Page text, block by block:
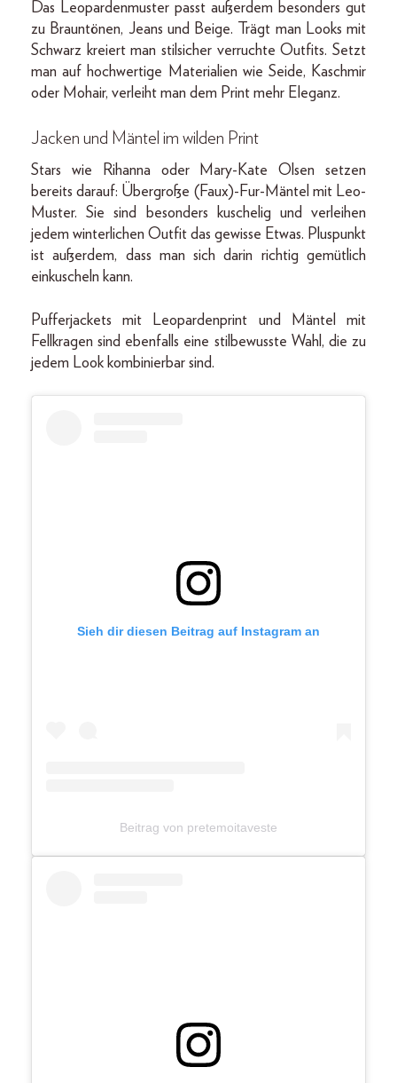
Das Leopardenmuster passt außerdem besonders gut
zu Brauntönen, Jeans und Beige. Trägt man Looks mit
Schwarz kreiert man stilsicher verruchte Outfits. Setzt
man auf hochwertige Materialien wie Seide, Kaschmir
oder Mohair, verleiht man dem Print mehr Eleganz.
Jacken und Mäntel im wilden Print
Stars wie Rihanna oder Mary-Kate Olsen setzen
bereits darauf: Übergroße (Faux)-Fur-Mäntel mit Leo-
Muster. Sie sind besonders kuschelig und verleihen
jedem winterlichen Outfit das gewisse Etwas. Pluspunkt
ist außerdem, dass man sich darin richtig gemütlich
einkuscheln kann.
Pufferjackets mit Leopardenprint und Mäntel mit
Fellkragen sind ebenfalls eine stilbewusste Wahl, die zu
jedem Look kombinierbar sind.
Sieh dir diesen Beitrag auf Instagram an
Beitrag von pretemoitaveste